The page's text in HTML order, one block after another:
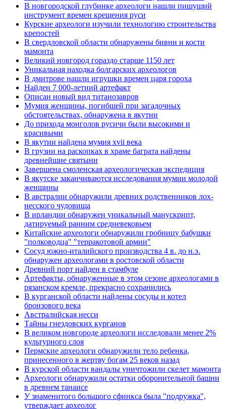
В новгородской глубинке археологи нашли пишущий
инструмент времен крещения руси
Курские археологи изучили технологию строительства
крепостей
В свердловской области обнаружены бивни и кости
мамонта
Великий новгород гораздо старше 1150 лет
Уникальная находка болгарских археологов
В дмитрове нашли игрушки времен царя гороха
Найден 7 000-летний артефакт
Описан новый вид титанозавров
Мумия женщины, погибшей при загадочных
обстоятельствах, обнаружена в якутии
До прихода монголов русичи были высокими и
красивыми
В якутии найдена мумия xvii века
В грузии на раскопках в храме баграта найдены
древнейшие святыни
Завершена смоленская археологическая экспедиция
В якутске заканчиваются исследования мумии молодой
женщины
В австралии обнаружили древних родственников лох-
несского чудовища
В ирландии обнаружен уникальный манускрипт,
датируемый ранним средневековьем
Китайские археологи обнаружили гробницу бабушки
"полководца" "терракотовой армии"
Сосуд южно-италийского производства 4 в. до н.э.
обнаружен археологами в ростовской области
Древний порт найден в стамбуле
Артефакты, обнаруженные в этом сезоне археологами в
рязанском кремле, прекрасно сохранились
В курганской области найдены сосуды и котел
бронзового века
Австралийская несси
Тайны гнездовских курганов
В великом новгороде археологи исследовали менее 2%
культурного слоя
Пермские археологи обнаружили тело ребенка,
принесенного в жертву богам 25 веков назад
В курской области вандалы уничтожили скелет мамонта
Археологи обнаружили остатки оборонительной башни
в древнем танаисе
У знаменитого большого сфинкса была "подружка",
утверждает археолог